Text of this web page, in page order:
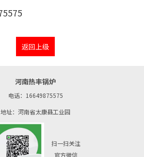
返回上级
河南热丰锅炉
电话：16649875575
地址：河南省太康县工业园
扫一扫关注
官方微信